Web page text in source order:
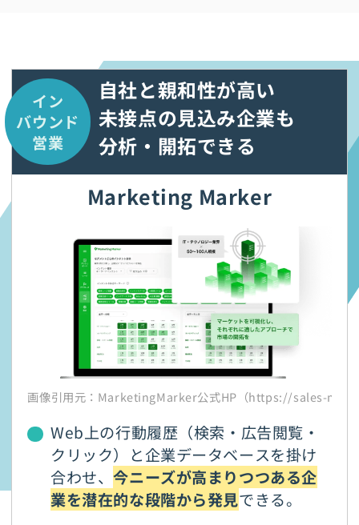
イン
バウンド
営業
自社と親和性が高い
未接点の見込み企業も
分析・開拓できる
Marketing Marker
画像引用元：MarketingMarker公式HP（https://sales-
Web上の行動履歴（検索・広告閲覧・
クリック）と企業データベースを掛け
合わせ、今ニーズが高まりつつある企
業を潜在的な段階から発見できる。